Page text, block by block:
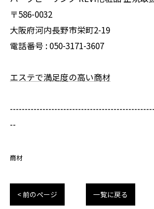
〒586-0032
大阪府河内長野市栄町2-19
電話番号 : 050-3171-3607
エステで満足度の高い商材
--
商材
< 前のページ 一覧に戻る